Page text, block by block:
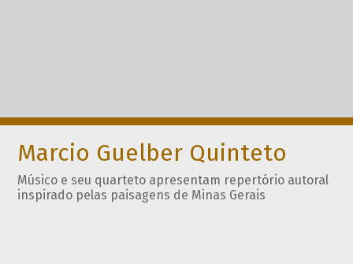
Marcio Guelber Quinteto
Músico e seu quarteto apresentam repertório autoral
inspirado pelas paisagens de Minas Gerais